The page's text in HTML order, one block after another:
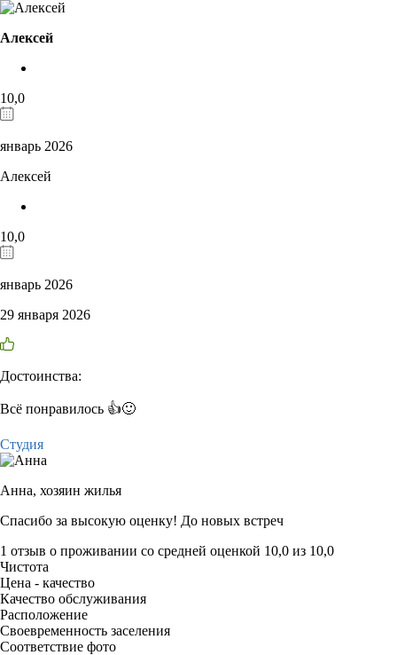
Алексей
10,0
январь 2026
Алексей
10,0
январь 2026
29 января 2026
Достоинства:
Всё понравилось 👍🙂
Студия
Анна, хозяин жилья
Спасибо за высокую оценку! До новых встреч
1 отзыв о проживании со средней оценкой 10,0 из 10,0
Чистота
Цена - качество
Качество обслуживания
Расположение
Своевременность заселения
Соответствие фото